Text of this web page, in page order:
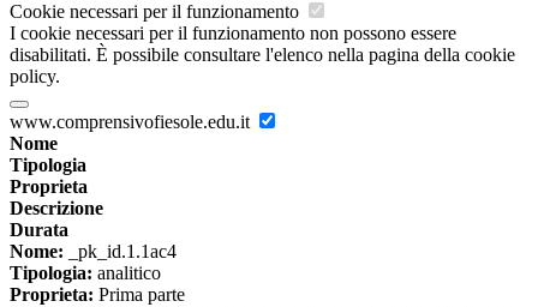
Cookie necessari per il funzionamento
I cookie necessari per il funzionamento non possono essere
disabilitati. È possibile consultare l'elenco nella pagina della cookie
policy.
www.comprensivofiesole.edu.it
Nome
Tipologia
Proprieta
Descrizione
Durata
Nome: _pk_id.1.1ac4
Tipologia: analitico
Proprieta: Prima parte